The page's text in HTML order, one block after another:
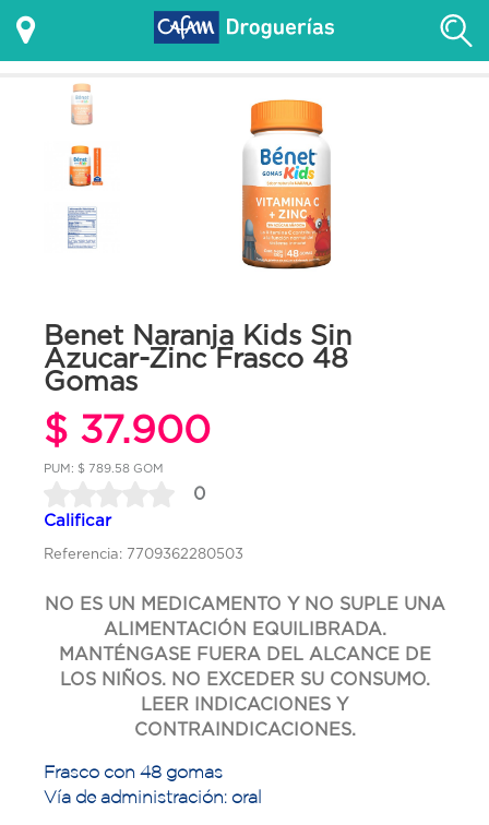
Benet Naranja Kids Sin
Azucar-Zinc Frasco 48
Gomas
$ 37.900
PUM: $ 789.58 GOM
0
Calificar
Referencia: 7709362280503
NO ES UN MEDICAMENTO Y NO SUPLE UNA
ALIMENTACIÓN EQUILIBRADA.
MANTÉNGASE FUERA DEL ALCANCE DE
LOS NIÑOS. NO EXCEDER SU CONSUMO.
LEER INDICACIONES Y
CONTRAINDICACIONES.
Frasco con 48 gomas
Vía de administración: oral